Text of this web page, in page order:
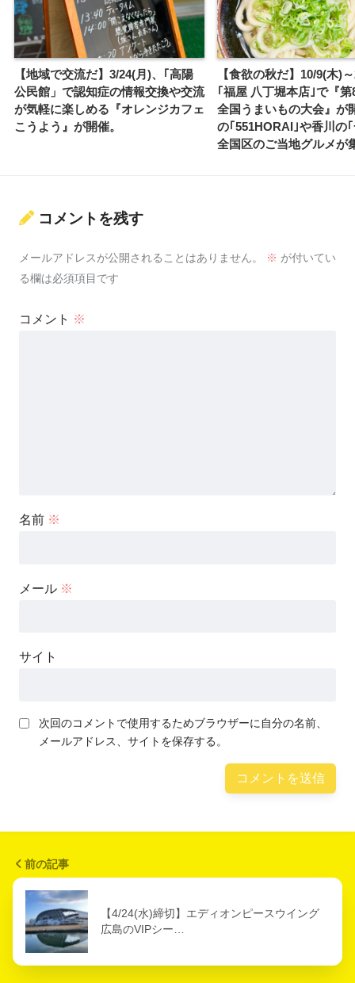
【地域で交流だ】3/24(月)、｢高陽
公民館」で認知症の情報交換や交流
が気軽に楽しめる『オレンジカフェ
こうよう』が開催。
【食欲の秋だ】10/9(木)
｢福屋 八丁堀本店｣で『
全国うまいもの大会』が
の｢551HORAI｣や香川の
全国区のご当地グルメが
コメントを残す
メールアドレスが公開されることはありません。 ※ が付いてい
る欄は必須項目です
コメント ※
名前 ※
メール ※
サイト
次回のコメントで使用するためブラウザーに自分の名前、
メールアドレス、サイトを保存する。
前の記事
【4/24(水)締切】エディオンピースウイング
広島のVIPシー…